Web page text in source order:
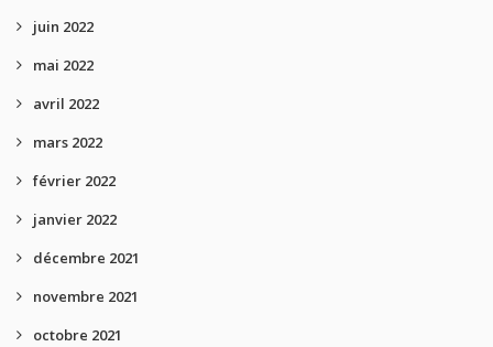
juin 2022
mai 2022
avril 2022
mars 2022
février 2022
janvier 2022
décembre 2021
novembre 2021
octobre 2021